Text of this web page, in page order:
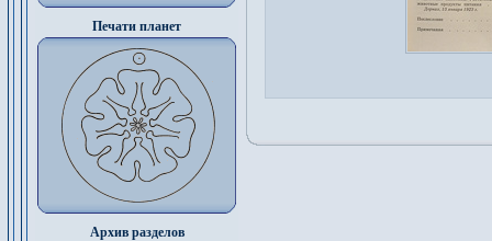
Печати планет
Архив разделов